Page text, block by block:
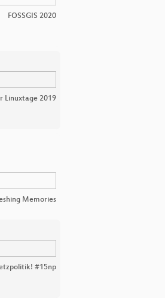
FOSSGIS 2020
Linuxtage 2019
Memories
#15np